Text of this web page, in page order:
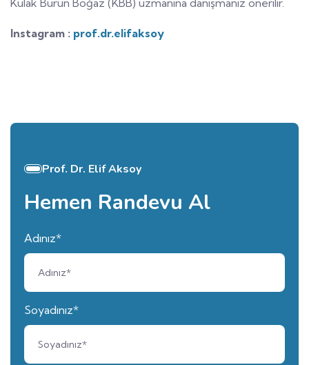
Kulak Burun Boğaz (KBB) uzmanına danışmanız önerilir.
Instagram : prof.dr.elifaksoy
Prof. Dr. Elif Aksoy
Hemen Randevu Al
Adınız*
Soyadınız*